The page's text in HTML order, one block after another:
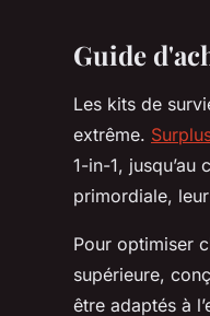
Guide
Les kits de
extrême.
1-in-1,
primordiale,
Pour optimiser
supérieure,
être adaptés à